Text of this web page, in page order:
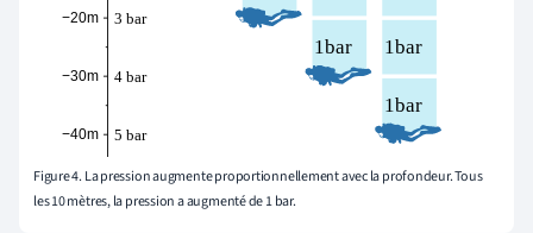
Figure 4. La pression augmente proportionnellement avec la profondeur. Tous
les 10 mètres, la pression a augmenté de 1 bar.